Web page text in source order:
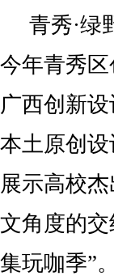
青秀·绿
今年青秀
广西创新
本土原创
展示高校
文角度的
集玩咖季”